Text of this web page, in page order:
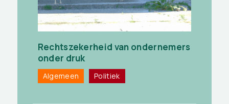
Rechtszekerheid van ondernemers
onder druk
Algemeen Politiek